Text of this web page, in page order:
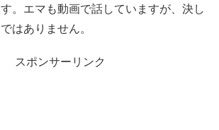
。エマも動画で話していますが、決し
はありません。
スポンサーリンク